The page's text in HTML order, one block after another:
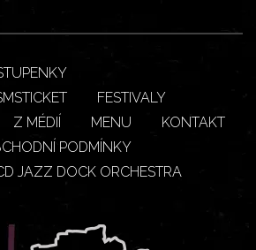
FESTIVALY
Z MÉDIÍ MENU
KONTAKT
PODMÍNKY
JAZZ DOCK ORCHESTRA